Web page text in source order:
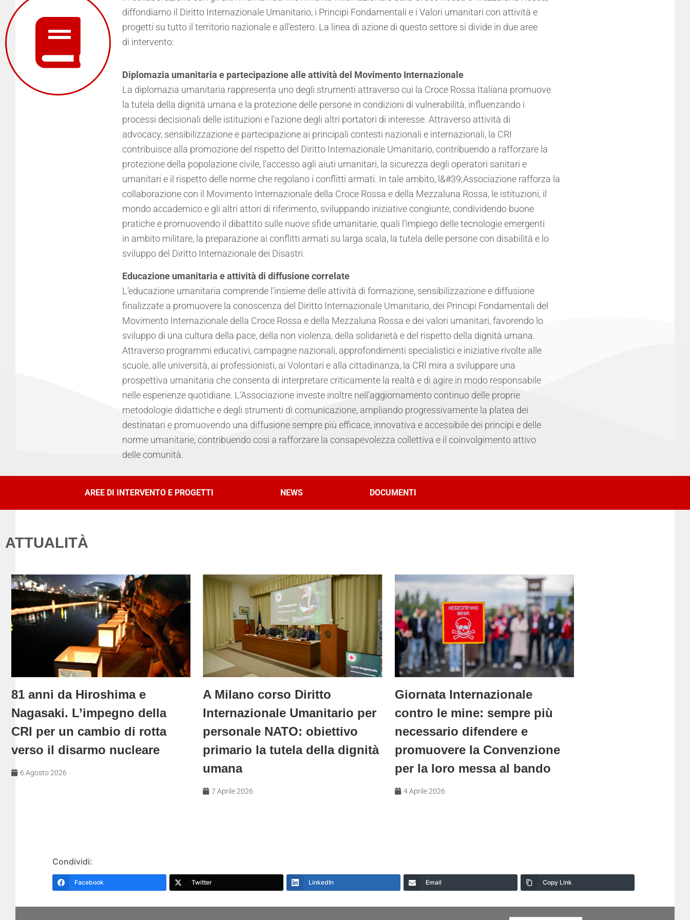
diffondiamo il Diritto Internazionale Umanitario, i Principi Fondamentali e i Valori umanitari con attività e
progetti su tutto il territorio nazionale e all’estero. La linea di azione di questo settore si divide in due aree
di intervento:
Diplomazia umanitaria e partecipazione alle attività del Movimento Internazionale
La diplomazia umanitaria rappresenta uno degli strumenti attraverso cui la Croce Rossa Italiana promuove
la tutela della dignità umana e la protezione delle persone in condizioni di vulnerabilità, influenzando i
processi decisionali delle istituzioni e l’azione degli altri portatori di interesse. Attraverso attività di
advocacy, sensibilizzazione e partecipazione ai principali contesti nazionali e internazionali, la CRI
contribuisce alla promozione del rispetto del Diritto Internazionale Umanitario, contribuendo a rafforzare la
protezione della popolazione civile, l’accesso agli aiuti umanitari, la sicurezza degli operatori sanitari e
umanitari e il rispetto delle norme che regolano i conflitti armati. In tale ambito, l&#39;Associazione rafforza la
collaborazione con il Movimento Internazionale della Croce Rossa e della Mezzaluna Rossa, le istituzioni, il
mondo accademico e gli altri attori di riferimento, sviluppando iniziative congiunte, condividendo buone
pratiche e promuovendo il dibattito sulle nuove sfide umanitarie, quali l’impiego delle tecnologie emergenti
in ambito militare, la preparazione ai conflitti armati su larga scala, la tutela delle persone con disabilità e lo
sviluppo del Diritto Internazionale dei Disastri.
Educazione umanitaria e attività di diffusione correlate
L’educazione umanitaria comprende l’insieme delle attività di formazione, sensibilizzazione e diffusione
finalizzate a promuovere la conoscenza del Diritto Internazionale Umanitario, dei Principi Fondamentali del
Movimento Internazionale della Croce Rossa e della Mezzaluna Rossa e dei valori umanitari, favorendo lo
sviluppo di una cultura della pace, della non violenza, della solidarietà e del rispetto della dignità umana.
Attraverso programmi educativi, campagne nazionali, approfondimenti specialistici e iniziative rivolte alle
scuole, alle università, ai professionisti, ai Volontari e alla cittadinanza, la CRI mira a sviluppare una
prospettiva umanitaria che consenta di interpretare criticamente la realtà e di agire in modo responsabile
nelle esperienze quotidiane. L’Associazione investe inoltre nell’aggiornamento continuo delle proprie
metodologie didattiche e degli strumenti di comunicazione, ampliando progressivamente la platea dei
destinatari e promuovendo una diffusione sempre più efficace, innovativa e accessibile dei principi e delle
norme umanitarie, contribuendo così a rafforzare la consapevolezza collettiva e il coinvolgimento attivo
delle comunità.
AREE DI INTERVENTO E PROGETTI NEWS DOCUMENTI
ATTUALITÀ
81 anni da Hiroshima e
Nagasaki. L’impegno della
CRI per un cambio di rotta
verso il disarmo nucleare
6 Agosto 2026
A Milano corso Diritto
Internazionale Umanitario per
personale NATO: obiettivo
primario la tutela della dignità
umana
7 Aprile 2026
Giornata Internazionale
contro le mine: sempre più
necessario difendere e
promuovere la Convenzione
per la loro messa al bando
4 Aprile 2026
Condividi:
Facebook Twitter LinkedIn Email Copy Link